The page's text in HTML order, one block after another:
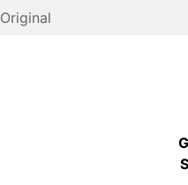
Original